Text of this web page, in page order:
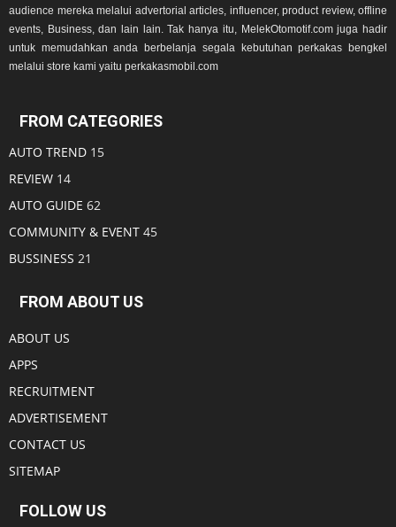
audience mereka melalui advertorial articles, influencer, product review, offline
events, Business, dan lain lain. Tak hanya itu, MelekOtomotif.com juga hadir
untuk memudahkan anda berbelanja segala kebutuhan perkakas bengkel
melalui store kami yaitu perkakasmobil.com
FROM CATEGORIES
AUTO TREND 15
REVIEW 14
AUTO GUIDE 62
COMMUNITY & EVENT 45
BUSSINESS 21
FROM ABOUT US
ABOUT US
APPS
RECRUITMENT
ADVERTISEMENT
CONTACT US
SITEMAP
FOLLOW US